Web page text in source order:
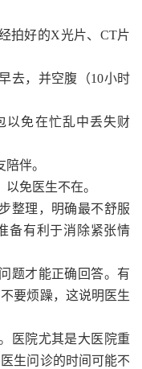
拍好的X光片、CT片
去，并空腹（10小时
以免在忙乱中丢失财
伴。
免医生不在。
整理，明确最不舒服
备有利于消除紧张情
题才能正确回答。有
要烦躁，这说明医生
医院尤其是大医院重
生问诊的时间可能不